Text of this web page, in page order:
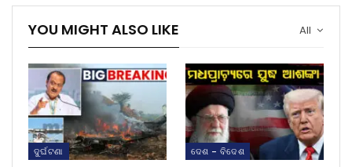
All
YOU MIGHT ALSO LIKE
ଦୁର୍ଘଟଣା ଦେଶ - ବିଦେଶ